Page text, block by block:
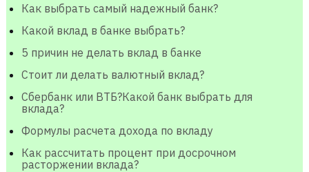
Как выбрать самый надежный банк?
Какой вклад в банке выбрать?
5 причин не делать вклад в банке
Стоит ли делать валютный вклад?
Сбербанк или ВТБ?Какой банк выбрать для
вклада?
Формулы расчета дохода по вкладу
Как рассчитать процент при досрочном
расторжении вклада?